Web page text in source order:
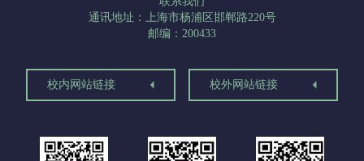
通讯地址：上海市杨浦区邯郸路220号
邮编：200433
校内网站链接 校外网站链接